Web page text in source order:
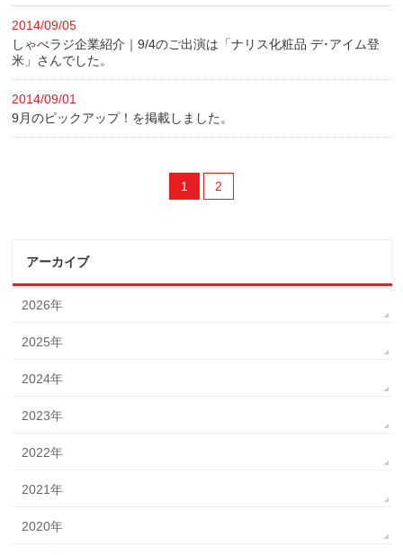
2014/09/05
しゃべラジ企業紹介｜9/4のご出演は「ナリス化粧品 デ･アイム登
米」さんでした。
2014/09/01
9月のピックアップ！を掲載しました。
1 2
アーカイブ
2026年
2025年
2024年
2023年
2022年
2021年
2020年